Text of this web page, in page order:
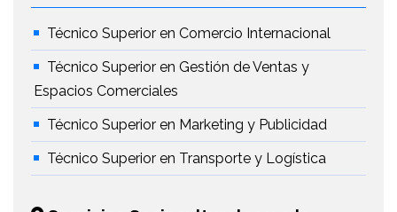
Técnico Superior en Comercio Internacional
Técnico Superior en Gestión de Ventas y
Espacios Comerciales
Técnico Superior en Marketing y Publicidad
Técnico Superior en Transporte y Logística